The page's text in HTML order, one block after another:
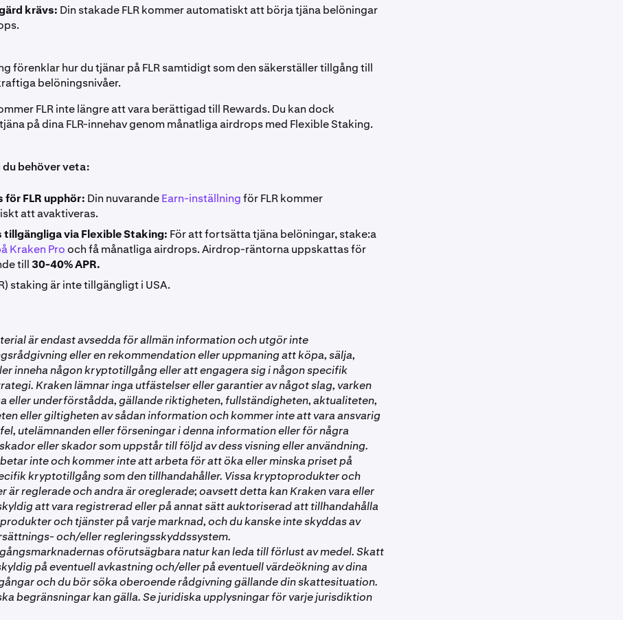
krävs: Din stakade FLR kommer automatiskt att börja tjäna belöningar
förenklar hur du tjänar på FLR samtidigt som den säkerställer tillgång till
belöningsnivåer.
FLR inte längre att vara berättigad till Rewards. Du kan dock
på dina FLR-innehav genom månatliga airdrops med Flexible Staking.
du behöver veta:
för FLR upphör: Din nuvarandeEarn-inställningför FLR kommer
att avaktiveras.
tillgängliga via Flexible Staking: För att fortsätta tjäna belöningar, stake:a
Kraken Prooch få månatliga airdrops. Airdrop-räntorna uppskattas för
till 30-40% APR.
staking är inte tillgängligt i USA.
är endast avsedda för allmän information och utgör inte
eller en rekommendation eller uppmaning att köpa, sälja,
inneha någon kryptotillgång eller att engagera sig i någon specifik
Kraken lämnar inga utfästelser eller garantier av något slag, varken
eller underförstådda, gällande riktigheten, fullständigheten, aktualiteten,
eller giltigheten av sådan information och kommer inte att vara ansvarig
utelämnanden eller förseningar i denna information eller för några
eller skador som uppstår till följd av dess visning eller användning.
inte och kommer inte att arbeta för att öka eller minska priset på
kryptotillgång som den tillhandahåller. Vissa kryptoprodukter och
är reglerade och andra är oreglerade; oavsett detta kan Kraken vara eller
att vara registrerad eller på annat sätt auktoriserad att tillhandahålla
och tjänster på varje marknad, och du kanske inte skyddas av
och/eller regleringsskyddssystem.
oförutsägbara natur kan leda till förlust av medel. Skatt
på eventuell avkastning och/eller på eventuell värdeökning av dina
och du bör söka oberoende rådgivning gällande din skattesituation.
begränsningar kan gälla. Se juridiska upplysningar för varje jurisdiktion